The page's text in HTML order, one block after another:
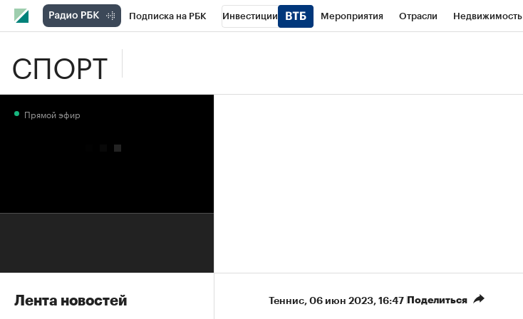
Подписка на РБК Инвестиции Мероприятия Отрасли Недвижимость
СПОРТ
Теннис⁠, 06 июн 2023, 16:47 Поделиться
Прямой эфир
Лента новостей